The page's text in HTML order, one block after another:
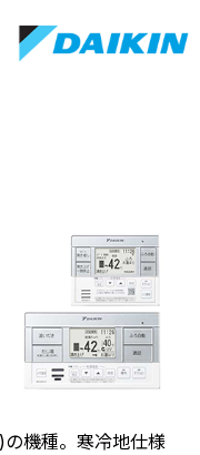
機種。寒冷地仕様